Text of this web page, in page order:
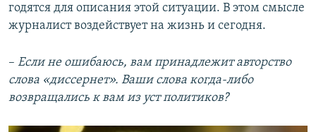
годятся для описания этой ситуации. В этом смысле
журналист воздействует на жизнь и сегодня.
– Если не ошибаюсь, вам принадлежит авторство
слова «диссернет». Ваши слова когда-либо
возвращались к вам из уст политиков?